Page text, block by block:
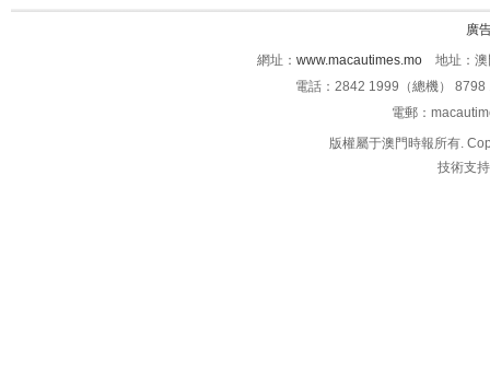
廣
網址： www.macautimes.mo 地址：澳
電話：2842 1999（總機）
電郵：
版權屬于澳門時報所有.
技術支